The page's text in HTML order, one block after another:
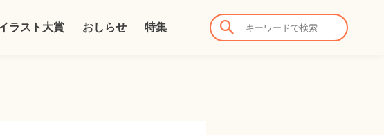
ラスト大賞 おしらせ 特集